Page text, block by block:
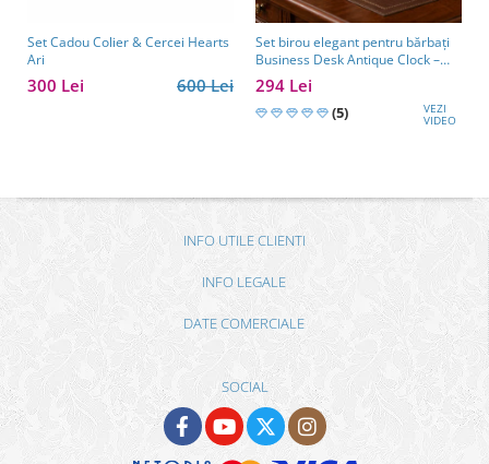
Set Cadou Colier & Cercei Hearts
Ari
600 Lei
300 Lei
Set birou elegant pentru bărbați
Business Desk Antique Clock –
cadou premium pentru șef, soț
sau partener de afaceri
294 Lei
(5) VEZI
VIDEO
INFO UTILE CLIENTI
INFO LEGALE
DATE COMERCIALE
SOCIAL